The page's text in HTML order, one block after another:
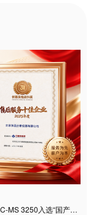
双喜临门！东西分析荣获“售后服务十佳企业”，GC-MS 3250入选“国产好仪器”